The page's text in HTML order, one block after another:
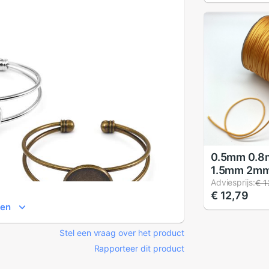
Stel een vraag over het product
Rapporteer dit product
32x50mm
0.5mm
1.5mm
Waxed
Koord
Koord
Adviesprijs:€
€ 12,79